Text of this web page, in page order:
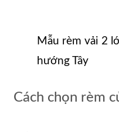
Mẫu rèm vải 2
hướng Tây
Cách chọn rèm